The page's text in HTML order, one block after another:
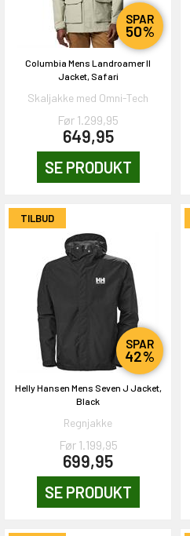
SPAR
50%
Columbia Mens Landroamer II
Jacket, Safari
Skaljakke med Omni-Tech
Før 1.299,95
649,95
SE PRODUKT
TILBUD
SPAR
42%
Helly Hansen Mens Seven J Jacket,
Black
Regnjakke
Før 1.199,95
699,95
SE PRODUKT